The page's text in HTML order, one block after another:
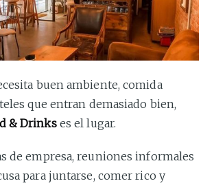
buen ambiente, comida
que entran demasiado bien,
& Drinkses el lugar.
de empresa, reuniones informales
para juntarse, comer rico y